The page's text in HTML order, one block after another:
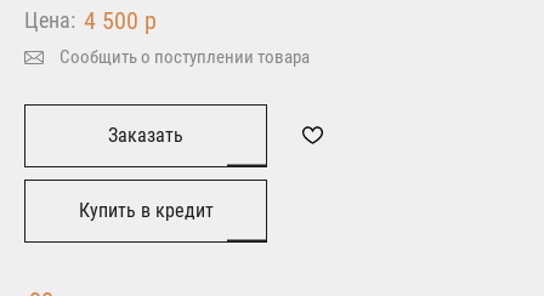
Цена: 4 500 р
Сообщить о поступлении товара
Заказать
Купить в кредит